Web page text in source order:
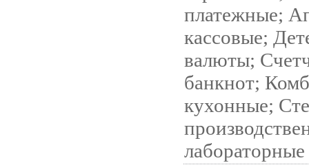
платежные;
кассовые;
валюты;
банкнот;
кухонные;
лабораторные